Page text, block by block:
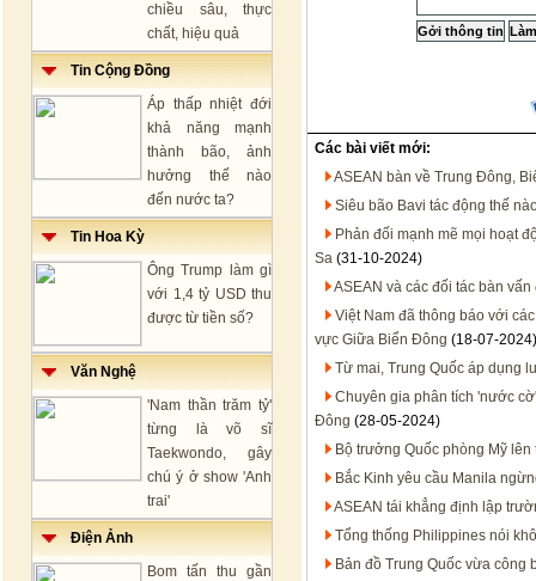
chiều sâu, thực
chất, hiệu quả
Tin Cộng Đồng
Áp thấp nhiệt đới
khả năng mạnh
thành bão, ảnh
hưởng thế nào
đến nước ta?
Tin Hoa Kỳ
Ông Trump làm gì
với 1,4 tỷ USD thu
được từ tiền số?
Văn Nghệ
'Nam thần trăm tỷ'
từng là võ sĩ
Taekwondo, gây
chú ý ở show 'Anh
trai'
Điện Ảnh
Bom tấn thu gần
Các bài viết mới:
ASEAN bàn về Trung Đông,
Siêu bão Bavi tác động thế
Phản đối mạnh mẽ mọi hoạt
Sa (31-10-2024)
ASEAN và các đối tác bàn
Việt Nam đã thông báo với
vực Giữa Biển Đông (18-07-2024)
Từ mai, Trung Quốc áp dụng
Chuyên gia phân tích 'nước
Đông (28-05-2024)
Bộ trưởng Quốc phòng Mỹ
Bắc Kinh yêu cầu Manila
ASEAN tái khẳng định lập
Tổng thống Philippines nói
Bản đồ Trung Quốc vừa công